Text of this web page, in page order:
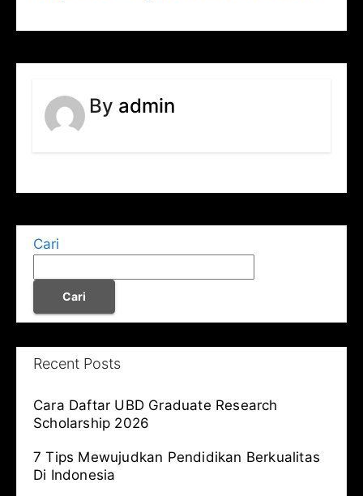
By admin
Cari
Cari
Recent Posts
Cara Daftar UBD Graduate Research
Scholarship 2026
7 Tips Mewujudkan Pendidikan Berkualitas
Di Indonesia